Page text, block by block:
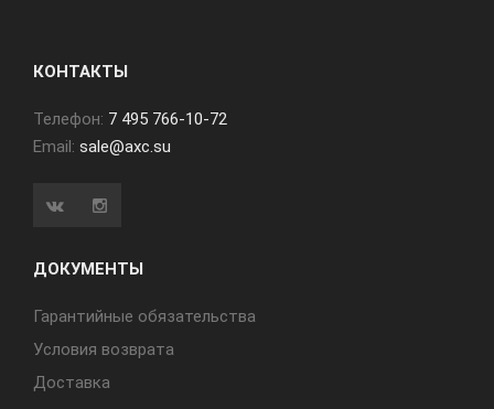
КОНТАКТЫ
Телефон: 7 495 766-10-72
Email: sale@axc.su
ДОКУМЕНТЫ
Гарантийные обязательства
Условия возврата
Доставка